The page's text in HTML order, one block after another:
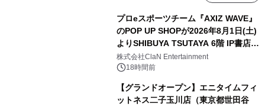
プロeスポーツチーム『AXIZ WAVE』
のPOP UP SHOPが2026年8月1日(土)
よりSHIBUYA TSUTAYA 6階 IP書店で
開催決定！！
株式会社ClaN Entertainment
18時間前
【グランドオープン】エニタイムフィ
ットネス二子玉川店（東京都世田谷